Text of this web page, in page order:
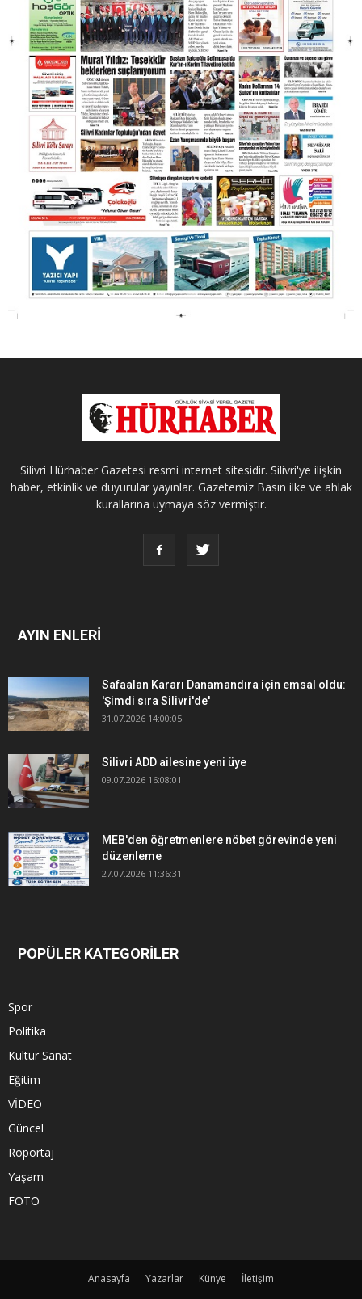
Silivri Hürhaber Gazetesi resmi internet sitesidir. Silivri'ye ilişkin
haber, etkinlik ve duyurular yayınlar. Gazetemiz Basın ilke ve ahlak
kurallarına uymaya söz vermiştir.
AYIN ENLERİ
Safaalan Kararı Danamandıra için emsal oldu:
'Şimdi sıra Silivri'de'
31.07.2026 14:00:05
Silivri ADD ailesine yeni üye
09.07.2026 16:08:01
MEB'den öğretmenlere nöbet görevinde yeni
düzenleme
27.07.2026 11:36:31
POPÜLER KATEGORİLER
Spor
Politika
Kültür Sanat
Eğitim
VİDEO
Güncel
Röportaj
Yaşam
FOTO
Anasayfa Yazarlar Künye
İletişim